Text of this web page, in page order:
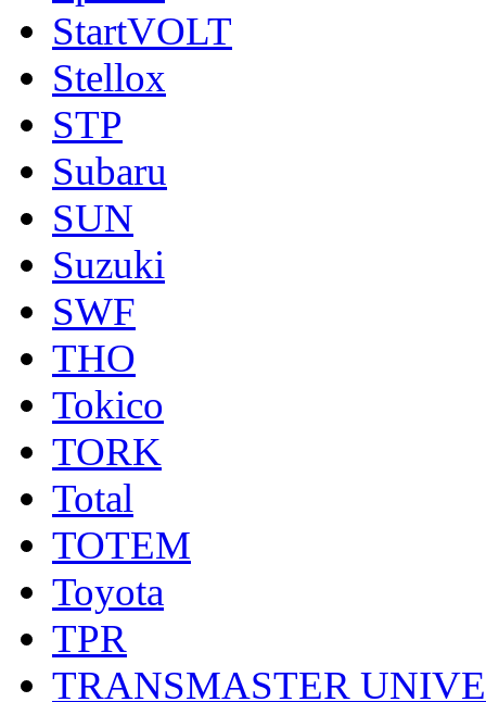
StartVOLT
Stellox
STP
Subaru
SUN
Suzuki
SWF
THO
Tokico
TORK
Total
TOTEM
Toyota
TPR
TRANSMASTER